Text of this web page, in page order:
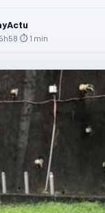
⏱ 1 min